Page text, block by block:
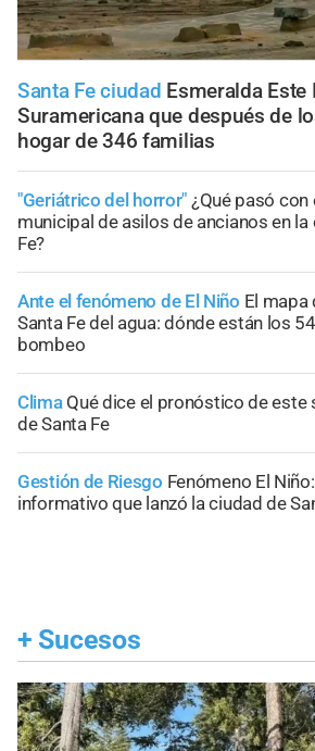
Santa Fe ciudad Esmeralda Este
Suramericana que después de
hogar de 346 familias
"Geriátrico del horror" ¿Qué pasó
municipal de asilos de ancianos en la
Fe?
Ante el fenómeno de El Niño El mapa
Santa Fe del agua: dónde están los
bombeo
Clima Qué dice el pronóstico de este
de Santa Fe
Gestión de Riesgo Fenómeno El
informativo que lanzó la ciudad de
+ Sucesos